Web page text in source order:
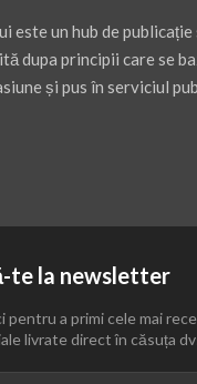
este un hub de
dupa principii care se
și pus în serviciul
te la newsletter
pentru a primi cele mai
livrate direct în căsuța